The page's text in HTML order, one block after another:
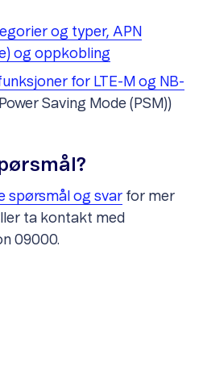
og typer, APN
og oppkobling
for LTE-M og NB-
Saving Mode (PSM))
spørsmål og svar for mer
ta kontakt med
09000.